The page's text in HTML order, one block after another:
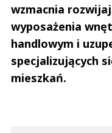
wzmacnia
wyposażenia
handlowym i
specjalizujących
mieszkań.